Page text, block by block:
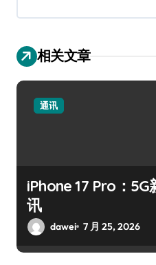
相关文章
通讯
iPhone 17 Pro：
讯
dawei 7 月 25, 2026